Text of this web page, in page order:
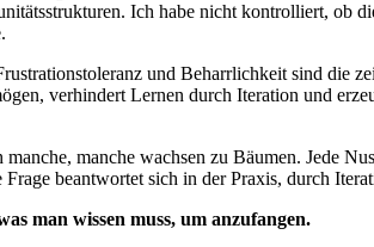
Ich habe nicht kontrolliert, ob
und Beharrlichkeit sind
verhindert Lernen durch Iteration und
manche wachsen zu Bäumen. Jede
beantwortet sich in der Praxis, durch
man wissen muss, um anzufangen.